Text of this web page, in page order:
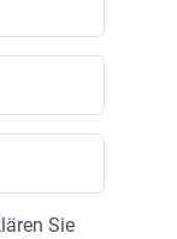
Sie